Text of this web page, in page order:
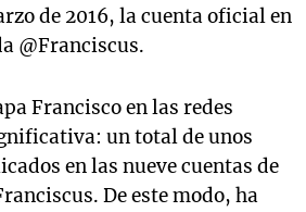
de 2016, la cuenta oficial en
@Franciscus.
Francisco en las redes
un total de unos
en las nueve cuentas de
De este modo, ha